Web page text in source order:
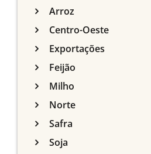
Arroz
Centro-Oeste
Exportações
Feijão
Milho
Norte
Safra
Soja